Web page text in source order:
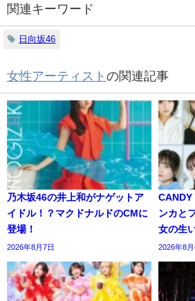
関連キーワード
日向坂46
女性アーティスト の関連記事
乃木坂46の井上和がナゲットア
イドル！？マクドナルドのCMに
登場！
2026年8月7日
CANDY
ンカと
女の生
2026年8月